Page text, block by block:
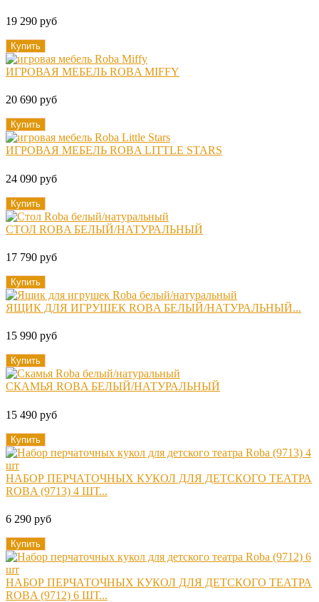
19 290 руб
Купить
ИГРОВАЯ МЕБЕЛЬ ROBA MIFFY
20 690 руб
Купить
ИГРОВАЯ МЕБЕЛЬ ROBA LITTLE STARS
24 090 руб
Купить
СТОЛ ROBA БЕЛЫЙ/НАТУРАЛЬНЫЙ
17 790 руб
Купить
ЯЩИК ДЛЯ ИГРУШЕК ROBA БЕЛЫЙ/НАТУРАЛЬНЫЙ...
15 990 руб
Купить
СКАМЬЯ ROBA БЕЛЫЙ/НАТУРАЛЬНЫЙ
15 490 руб
Купить
НАБОР ПЕРЧАТОЧНЫХ КУКОЛ ДЛЯ ДЕТСКОГО ТЕАТРА
ROBA (9713) 4 ШТ...
6 290 руб
Купить
НАБОР ПЕРЧАТОЧНЫХ КУКОЛ ДЛЯ ДЕТСКОГО ТЕАТРА
ROBA (9712) 6 ШТ...